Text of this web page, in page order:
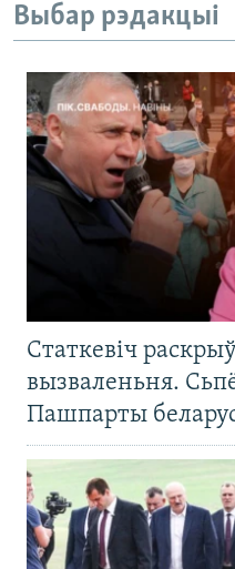
Выбар рэдакцыі
Статкевіч
вызваленьня.
Пашпарты